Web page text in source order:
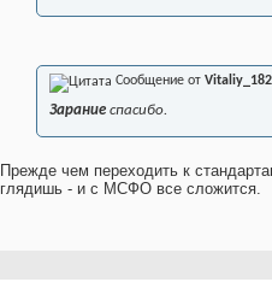
Сообщение от Vitaliy_182
Зарание спасибо.
Прежде чем переходить к
глядишь - и с МСФО все сложится.